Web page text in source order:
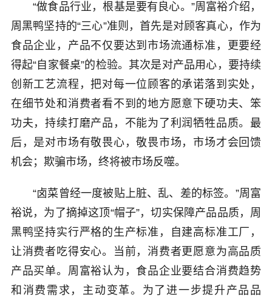
“做食品行业，根基是要有良心。”周富裕介绍，
周黑鸭坚持的“三心”准则，首先是对顾客真心，作为
食品企业，产品不仅要达到市场流通标准，更要经
得起“自家餐桌”的检验。其次是对产品用心，要持续
创新工艺流程，把对每一位顾客的承诺落到实处，
在细节处和消费者看不到的地方愿意下硬功夫、笨
功夫，持续打磨产品，不能为了利润牺牲品质。最
后，是对市场有敬畏心，敬畏市场，市场才会回馈
机会；欺骗市场，终将被市场反噬。
“卤菜曾经一度被贴上脏、乱、差的标签。”周富
裕说，为了摘掉这顶“帽子”，切实保障产品品质，周
黑鸭坚持实行严格的生产标准，自建高标准工厂，
让消费者吃得安心。当前，消费者更愿意为高品质
产品买单。周富裕认为，食品企业要结合消费趋势
和消费需求，主动变革。为了进一步提升产品品